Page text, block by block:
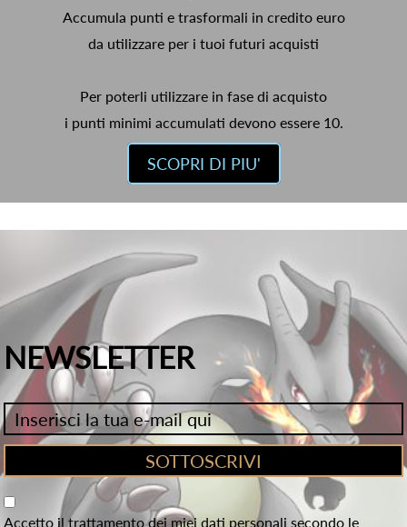
Accumula punti e trasformali in credito euro
da utilizzare per i tuoi futuri acquisti
Per poterli utilizzare in fase di acquisto
i punti minimi accumulati devono essere 10.
SCOPRI DI PIU'
NEWSLETTER
Accetto il trattamento dei miei dati personali secondo le